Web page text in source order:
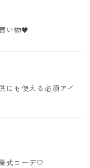
い物🖤
にも使える必須アイ
式コーデ🤍